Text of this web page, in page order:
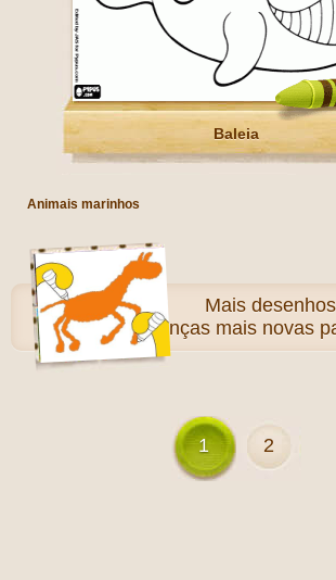
Baleia
Animais marinhos
Mais
para as crianças mais novas
1 2